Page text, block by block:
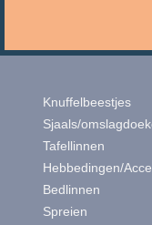
Knuffelbeestjes
Sjaals/
Tafellinnen
Hebbedingen/
Bedlinnen
Spreien